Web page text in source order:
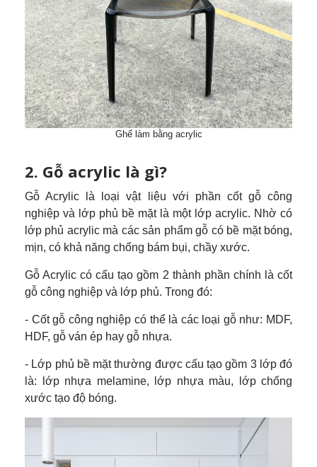
Ghế làm bằng acrylic
2. Gỗ acrylic là gì?
Gỗ Acrylic là loại vật liệu với phần cốt gỗ công
nghiệp và lớp phủ bề mặt là một lớp acrylic. Nhờ có
lớp phủ acrylic mà các sản phẩm gỗ có bề mặt bóng,
mịn, có khả năng chống bám bụi, chầy xước.
Gỗ Acrylic có cấu tạo gồm 2 thành phần chính là cốt
gỗ công nghiệp và lớp phủ. Trong đó:
- Cốt gỗ công nghiệp có thể là các loại gỗ như: MDF,
HDF, gỗ ván ép hay gỗ nhựa.
- Lớp phủ bề mặt thường được cấu tạo gồm 3 lớp đó
là: lớp nhựa melamine, lớp nhựa màu, lớp chống
xước tạo độ bóng.